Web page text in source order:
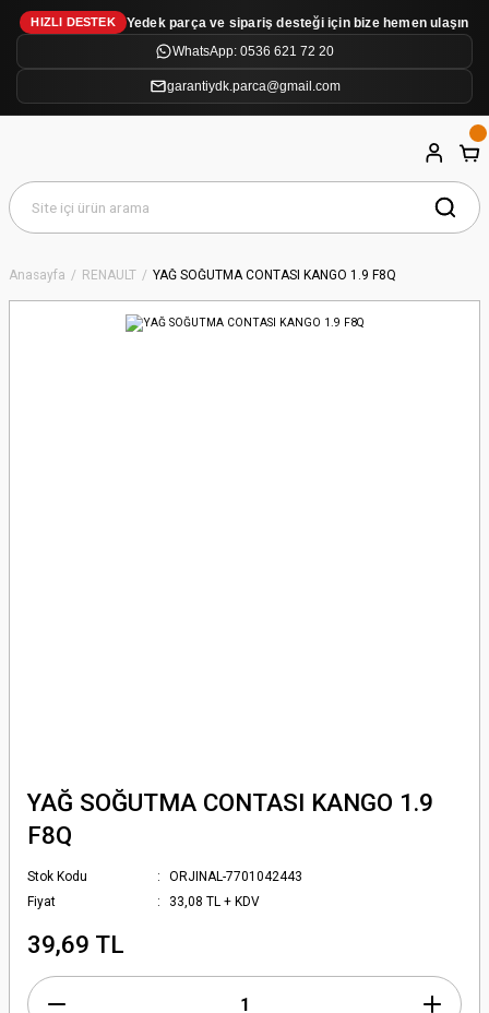
HIZLI DESTEK
Yedek parça ve sipariş desteği için bize hemen ulaşın
WhatsApp: 0536 621 72 20
garantiydk.parca@gmail.com
Anasayfa RENAULT YAĞ SOĞUTMA CONTASI KANGO 1.9 F8Q
YAĞ SOĞUTMA CONTASI KANGO 1.9
F8Q
Stok Kodu
ORJINAL-7701042443
Fiyat
33,08 TL + KDV
39,69 TL